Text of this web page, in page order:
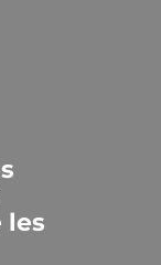
les